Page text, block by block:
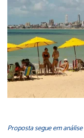
Proposta segue em